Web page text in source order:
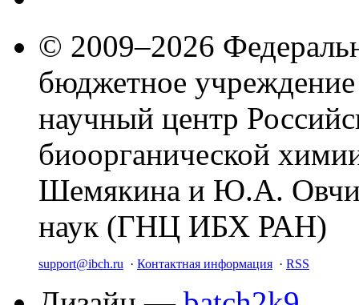
© 2009–2026
бюджетное
научный центр
биоорганической
Шемякина и Ю.А.
наук (ГНЦ ИБХ РАН)
support@ibch.ru · Контактная информация · RSS